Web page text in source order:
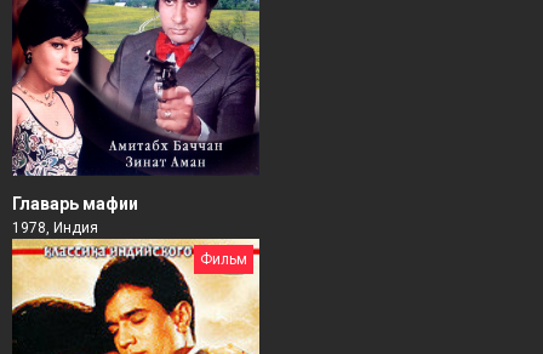
Главарь мафии
1978, Индия
Фильм